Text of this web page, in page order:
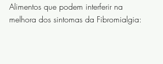
Alimentos que podem interferir na
melhora dos sintomas da Fibromialgia: